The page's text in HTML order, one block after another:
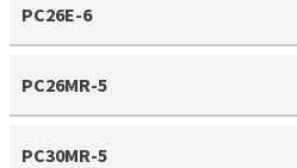
PC26E-6
PC26MR-5
PC30MR-5